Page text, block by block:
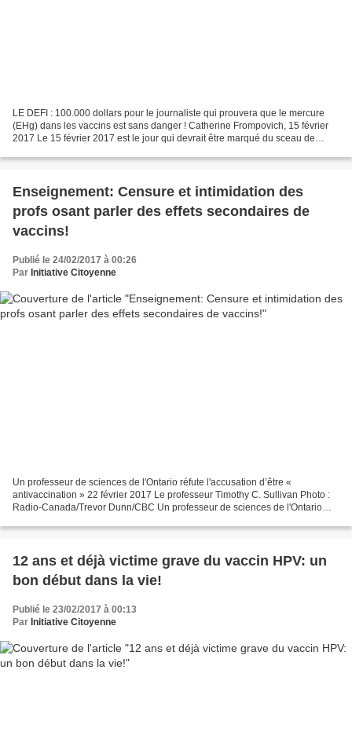
LE DEFI : 100.000 dollars pour le journaliste qui prouvera que le mercure
(EHg) dans les vaccins est sans danger ! Catherine Frompovich, 15 février
2017 Le 15 février 2017 est le jour qui devrait être marqué du sceau de
Enseignement: Censure et intimidation des
profs osant parler des effets secondaires de
vaccins!
Publié le 24/02/2017 à 00:26
Par Initiative Citoyenne
Un professeur de sciences de l'Ontario réfute l'accusation d’être «
antivaccination » 22 février 2017 Le professeur Timothy C. Sullivan Photo :
Radio-Canada/Trevor Dunn/CBC Un professeur de sciences de l'Ontario
12 ans et déjà victime grave du vaccin HPV: un
bon début dans la vie!
Publié le 23/02/2017 à 00:13
Par Initiative Citoyenne